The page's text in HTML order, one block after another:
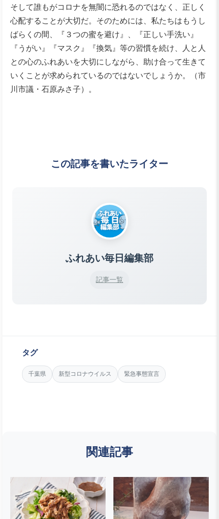
そして誰もがコロナを無闇に恐れるのではなく、正しく
心配することが大切だ。そのためには、私たちはもうし
ばらくの間、『３つの蜜を避け』、『正しい手洗い』
『うがい』『マスク』『換気』等の習慣を続け、人と人
との心のふれあいを大切にしながら、助け合って生きて
いくことが求められているのではないでしょうか。（市
川市議・石原みさ子）。
この記事を書いたライター
ふれあい毎日編集部
記事一覧
タグ
千葉県 新型コロナウイルス 緊急事態宣言
関連記事